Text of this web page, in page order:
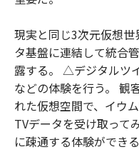
現実と同じ3次元仮想
タ基盤に連結して統合
露する。 △デジタルツ
などの体験を行う。 観
れた仮想空間で、イウ
TVデータを受け取って
に疎通する体験ができる